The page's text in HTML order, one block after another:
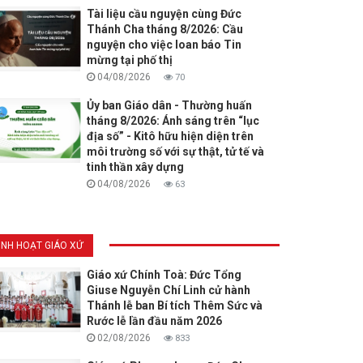
Tài liệu cầu nguyện cùng Đức
Thánh Cha tháng 8/2026: Cầu
nguyện cho việc loan báo Tin
mừng tại phố thị
04/08/2026 70
Ủy ban Giáo dân - Thường huấn
tháng 8/2026: Ánh sáng trên “lục
địa số” - Kitô hữu hiện diện trên
môi trường số với sự thật, tử tế và
tinh thần xây dựng
04/08/2026 63
HOẠT GIÁO XỨ
Giáo xứ Chính Toà: Đức Tổng
Giuse Nguyễn Chí Linh cử hành
Thánh lễ ban Bí tích Thêm Sức và
Rước lễ lần đầu năm 2026
02/08/2026 833